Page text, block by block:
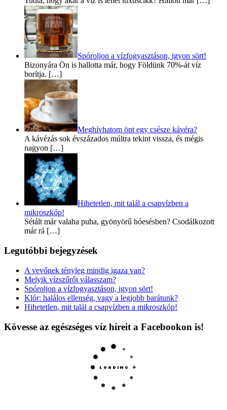
Spóroljon a vízfogyasztáson, igyon sört!
Bizonyára Ön is hallotta már, hogy Földünk 70%-át víz
borítja. […]
Meghívhatom önt egy csésze kávéra?
A kávézás sok évszázados múltra tekint vissza, és mégis
nagyon […]
Hihetetlen, mit talál a csapvízben a
mikroszkóp!
Sétált már valaha puha, gyönyörű hóesésben? Csodálkozott
már rá […]
Legutóbbi bejegyzések
A vevőnek tényleg mindig igaza van?
Melyik vízszűrőt válasszam?
Spóroljon a vízfogyasztáson, igyon sört!
Klór: halálos ellenség, vagy a legjobb barátunk?
Hihetetlen, mit talál a csapvízben a mikroszkóp!
Kövesse az egészséges víz híreit a Facebookon is!